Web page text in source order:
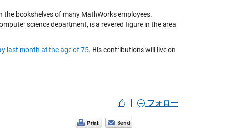
the bookshelves of many MathWorks employees.
science department, is a revered figure in the area
last month at the age of 75. His contributions will live on
| フォロー